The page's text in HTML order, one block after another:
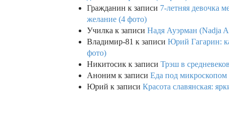
Гражданин к записи 7-летняя девочка
желание (4 фото)
Училка к записи Надя Ауэрман (Nadja
Владимир-81 к записи Юрий Гагарин:
фото)
Никитосик к записи Трэш в
Аноним к записи Еда под микроскопом
Юрий к записи Красота славянская: